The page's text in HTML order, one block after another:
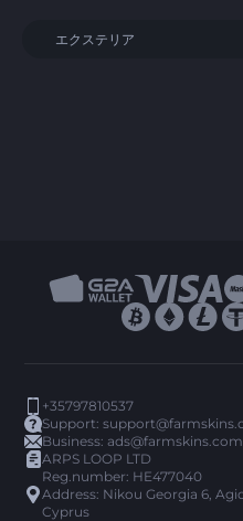
エクステリア
+35797810537
Support:
Business:ads@farmskins.com
ARPS LOOP LTD
Reg.number: HE477040
Address: Nikou Georgia 6,
Cyprus